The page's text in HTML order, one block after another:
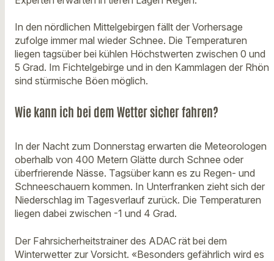
In den nördlichen Mittelgebirgen fällt der Vorhersage
zufolge immer mal wieder Schnee. Die Temperaturen
liegen tagsüber bei kühlen Höchstwerten zwischen 0 und
5 Grad. Im Fichtelgebirge und in den Kammlagen der Rhön
sind stürmische Böen möglich.
Wie kann ich bei dem Wetter sicher fahren?
In der Nacht zum Donnerstag erwarten die Meteorologen
oberhalb von 400 Metern Glätte durch Schnee oder
überfrierende Nässe. Tagsüber kann es zu Regen- und
Schneeschauern kommen. In Unterfranken zieht sich der
Niederschlag im Tagesverlauf zurück. Die Temperaturen
liegen dabei zwischen -1 und 4 Grad.
Der Fahrsicherheitstrainer des ADAC rät bei dem
Winterwetter zur Vorsicht. «Besonders gefährlich wird es